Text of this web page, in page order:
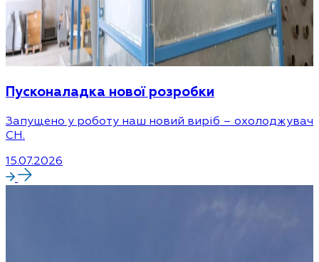
Пусконаладка нової розробки
Запущено у роботу наш новий виріб – охолоджувач
CH.
15.07.2026